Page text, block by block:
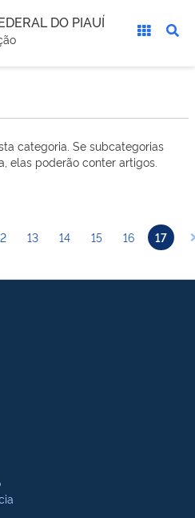
DO PIAUÍ
categoria. Se subcategorias
elas poderão conter artigos.
13 14 15 16 17